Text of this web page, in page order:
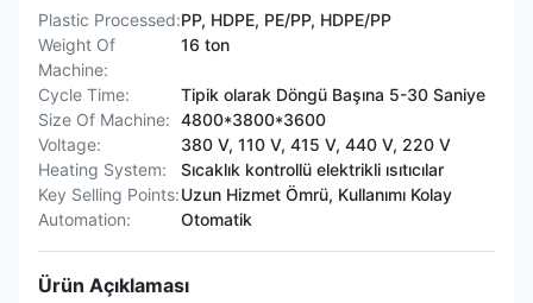
Plastic Processed:PP, HDPE, PE/PP, HDPE/PP
Weight Of
Machine:
16 ton
Cycle Time:
Tipik olarak Döngü Başına 5-30 Saniye
Size Of Machine: 4800*3800*3600
Voltage:
380 V, 110 V, 415 V, 440 V, 220 V
Heating System:
Sıcaklık kontrollü elektrikli ısıtıcılar
Key Selling Points:Uzun Hizmet Ömrü, Kullanımı Kolay
Automation:
Otomatik
Ürün Açıklaması